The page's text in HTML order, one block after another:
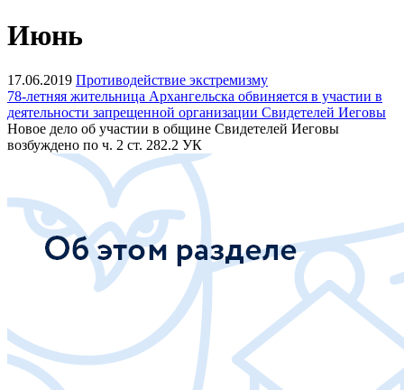
Июнь
17.06.2019 Противодействие экстремизму
78-летняя жительница Архангельска обвиняется в участии в
деятельности запрещенной организации Свидетелей Иеговы
Новое дело об участии в общине Свидетелей Иеговы
возбуждено по ч. 2 ст. 282.2 УК